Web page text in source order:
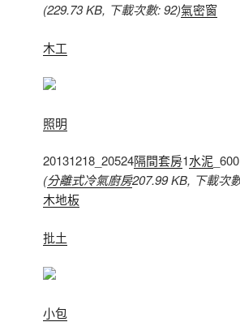
(229.73 KB, 下載次數: 92)氣密窗
木工
照明
20131218_20524隔間套房1水泥
(分離式冷氣廚房207.99 KB, 下載次
木地板
批土
小包